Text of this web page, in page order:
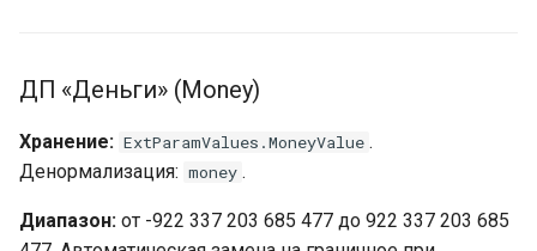
ДП «Деньги» (Money)
Хранение: ExtParamValues.MoneyValue .
Денормализация: money .
Диапазон: от -922 337 203 685 477 до 922 337 203 685